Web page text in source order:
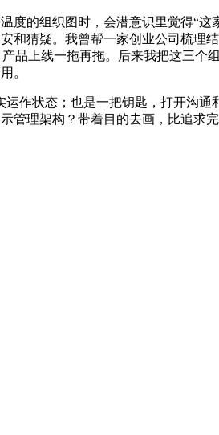
的组织图时，会潜意识里觉得“这
猜疑。我曾帮一家创业公司梳理
品上线一拖再拖。后来我把这三个
。
作状态；也是一把钥匙，打开沟
管理架构？带着目的去画，比追求